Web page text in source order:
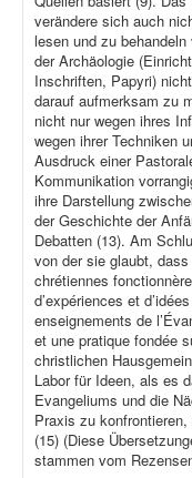
verändere sich auch
lesen und zu
der Archäologie
Inschriften, Papyri)
darauf aufmerksam zu
nicht nur wegen ihres
wegen ihrer Techniken
Ausdruck einer
Kommunikation
ihre Darstellung
der Geschichte der
Debatten (13). Am
von der sie glaubt,
chrétiennes
d’expériences et
enseignements de
et une pratique fondée
christlichen
Labor für Ideen, als es
Evangeliums und die
Praxis zu
(15) (Diese
stammen vom